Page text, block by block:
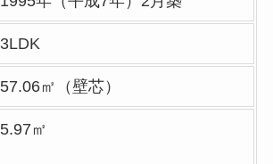
3LDK
57.06㎡（壁芯）
5.97㎡